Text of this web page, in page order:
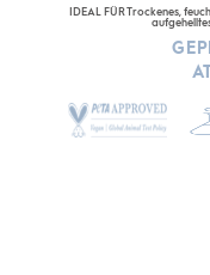
IDEAL FÜR Trockenes,